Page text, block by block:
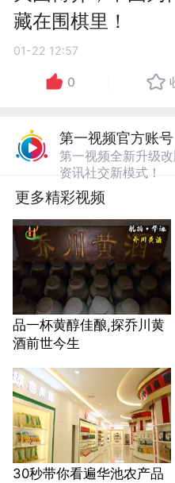
藏在围棋里！
01-22 12:57
0
第一视频官方账号
第一视频全新升级
资讯社交新模式！
更多精彩视频
品一杯黄醇佳酿,探乔川黄
酒前世今生
30秒带你看遍华池农产品